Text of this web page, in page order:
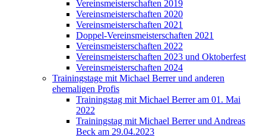
Vereinsmeisterschaften 2019
Vereinsmeisterschaften 2020
Vereinsmeisterschaften 2021
Doppel-Vereinsmeisterschaften 2021
Vereinsmeisterschaften 2022
Vereinsmeisterschaften 2023 und Oktoberfest
Vereinsmeisterschaften 2024
Trainingstage mit Michael Berrer und anderen
ehemaligen Profis
Trainingstag mit Michael Berrer am 01. Mai
2022
Trainingstag mit Michael Berrer und Andreas
Beck am 29.04.2023